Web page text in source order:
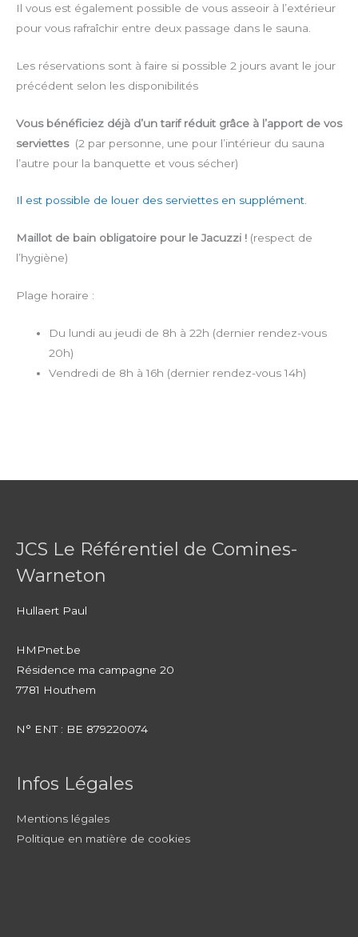
Il vous est également possible de vous asseoir à l’extérieur
pour vous rafraîchir entre deux passage dans le sauna.
Les réservations sont à faire si possible 2 jours avant le jour
précédent selon les disponibilités
Vous bénéficiez déjà d’un tarif réduit grâce à l’apport de vos
serviettes (2 par personne, une pour l’intérieur du sauna
l’autre pour la banquette et vous sécher)
Il est possible de louer des serviettes en supplément.
Maillot de bain obligatoire pour le Jacuzzi ! (respect de
l’hygiène)
Plage horaire :
Du lundi au jeudi de 8h à 22h (dernier rendez-vous
20h)
Vendredi de 8h à 16h (dernier rendez-vous 14h)
JCS Le Référentiel de Comines-
Warneton
Hullaert Paul
HMPnet.be
Résidence ma campagne 20
7781 Houthem
N° ENT : BE 879220074
Infos Légales
Mentions légales
Politique en matière de cookies